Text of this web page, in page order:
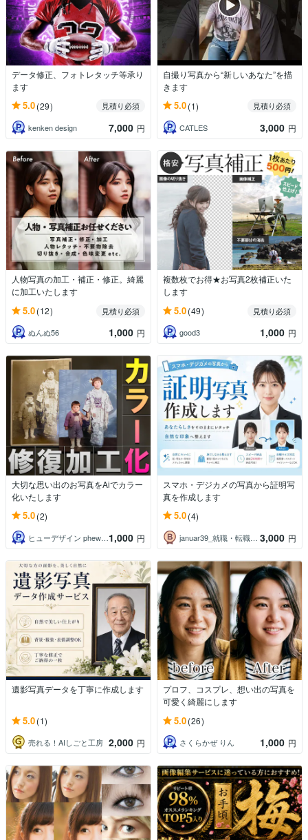
データ修正、フォトレタッチ等承り
ます
5.0(29)
見積り必須
kenken design
7,000 円
自撮り写真から“新しいあなた”を描
きます
5.0(1)
見積り必須
CATLES
3,000 円
人物写真の加工・補正・修正。綺麗
に加工いたします
5.0(12)
見積り必須
ぬんぬ56
1,000 円
複数枚でお得★お写真2枚補正いた
します
5.0(49)
見積り必須
good3
1,000 円
大切な思い出のお写真をAiでカラー
化いたします
5.0(2)
ヒューデザイン phew Design 1,000 円
スマホ・デジカメの写真から証明写
真を作成します
5.0(4)
januar39_就職・転職サポート 3,000 円
遺影写真データを丁寧に作成します
5.0(1)
売れる！AIしごと工房 2,000 円
プロフ、コスプレ、想い出の写真を
可愛く綺麗にします
5.0(26)
さくらかぜ りん 1,000 円